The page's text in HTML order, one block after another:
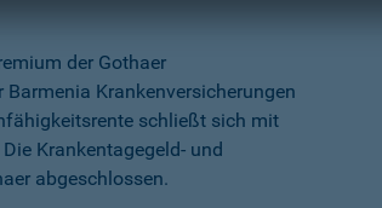
der Gothaer
Krankenversicherungen
schließt sich mit
Krankentagegeld- und
abgeschlossen.